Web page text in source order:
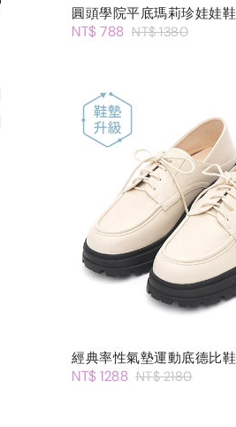
圓頭學院平底瑪莉珍娃娃鞋
NT$ 788 NT$ 1380
經典率性氣墊運動底德比鞋
NT$ 1288 NT$ 2180